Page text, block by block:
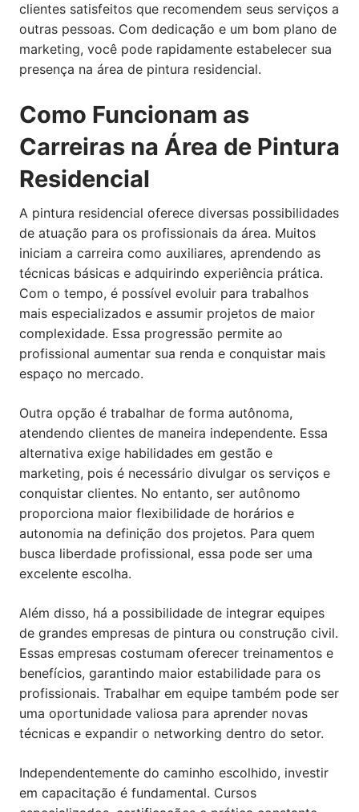
clientes satisfeitos que recomendem seus serviços a
outras pessoas. Com dedicação e um bom plano de
marketing, você pode rapidamente estabelecer sua
presença na área de pintura residencial.
Como Funcionam as
Carreiras na Área de Pintura
Residencial
A pintura residencial oferece diversas possibilidades
de atuação para os profissionais da área. Muitos
iniciam a carreira como auxiliares, aprendendo as
técnicas básicas e adquirindo experiência prática.
Com o tempo, é possível evoluir para trabalhos
mais especializados e assumir projetos de maior
complexidade. Essa progressão permite ao
profissional aumentar sua renda e conquistar mais
espaço no mercado.
Outra opção é trabalhar de forma autônoma,
atendendo clientes de maneira independente. Essa
alternativa exige habilidades em gestão e
marketing, pois é necessário divulgar os serviços e
conquistar clientes. No entanto, ser autônomo
proporciona maior flexibilidade de horários e
autonomia na definição dos projetos. Para quem
busca liberdade profissional, essa pode ser uma
excelente escolha.
Além disso, há a possibilidade de integrar equipes
de grandes empresas de pintura ou construção civil.
Essas empresas costumam oferecer treinamentos e
benefícios, garantindo maior estabilidade para os
profissionais. Trabalhar em equipe também pode ser
uma oportunidade valiosa para aprender novas
técnicas e expandir o networking dentro do setor.
Independentemente do caminho escolhido, investir
em capacitação é fundamental. Cursos